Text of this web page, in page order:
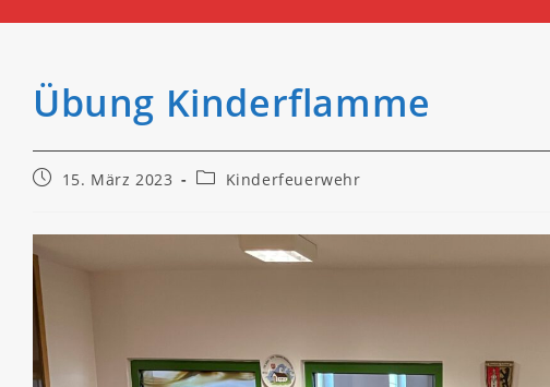
Übung Kinderflamme
Beitrag15. März 2023
Beitrags-
Kinderfeuerwehr